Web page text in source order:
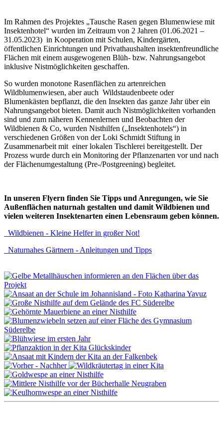
Im Rahmen des Projektes „Tausche Rasen gegen Blumenwiese mit
Insektenhotel“ wurden im Zeitraum von 2 Jahren (01.06.2021 –
31.05.2023) in Kooperation mit Schulen, Kindergärten,
öffentlichen Einrichtungen und Privathaushalten insektenfreundliche
Flächen mit einem ausgewogenen Blüh- bzw. Nahrungsangebot
inklusive Nistmöglichkeiten geschaffen.
So wurden monotone Rasenflächen zu artenreichen
Wildblumenwiesen, aber auch Wildstaudenbeete oder
Blumenkästen bepflanzt, die den Insekten das ganze Jahr über ein
Nahrungsangebot bieten. Damit auch Nistmöglichkeiten vorhanden
sind und zum näheren Kennenlernen und Beobachten der
Wildbienen & Co, wurden Nisthilfen („Insektenhotels“) in
verschiedenen Größen von der Loki Schmidt Stiftung in
Zusammenarbeit mit einer lokalen Tischlerei bereitgestellt. Der
Prozess wurde durch ein Monitoring der Pflanzenarten vor und nach
der Flächenumgestaltung (Pre-/Postgreening) begleitet.
In unseren Flyern finden Sie Tipps und Anregungen, wie Sie
Außenflächen naturnah gestalten und damit Wildbienen und
vielen weiteren Insektenarten einen Lebensraum geben können.
Wildbienen - Kleine Helfer in großer Not!
Naturnahes Gärtnern - Anleitungen und Tipps